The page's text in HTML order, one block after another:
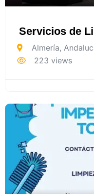
Servicios de
Almería,
223 views